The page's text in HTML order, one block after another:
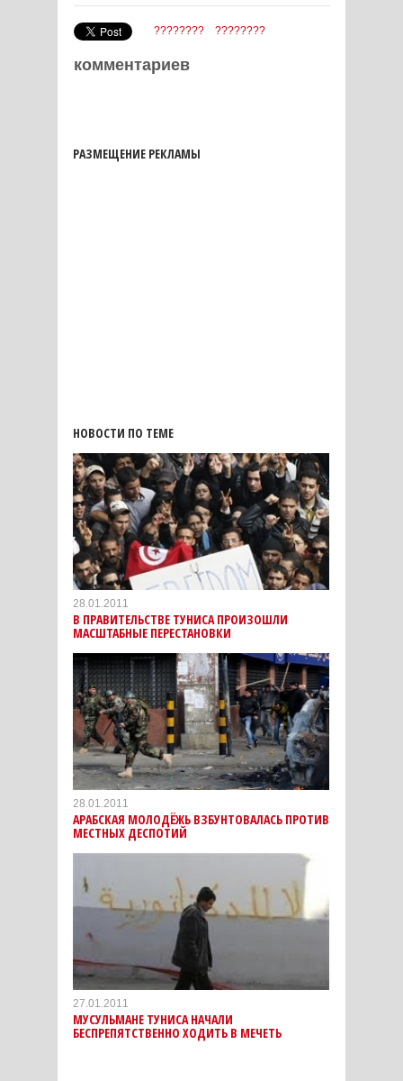
???????? ????????
комментариев
РАЗМЕЩЕНИЕ РЕКЛАМЫ
НОВОСТИ ПО ТЕМЕ
28.01.2011
В ПРАВИТЕЛЬСТВЕ ТУНИСА ПРОИЗОШЛИ
МАСШТАБНЫЕ ПЕРЕСТАНОВКИ
28.01.2011
АРАБСКАЯ МОЛОДЁЖЬ ВЗБУНТОВАЛАСЬ ПРОТИВ
МЕСТНЫХ ДЕСПОТИЙ
27.01.2011
МУСУЛЬМАНЕ ТУНИСА НАЧАЛИ
БЕСПРЕПЯТСТВЕННО ХОДИТЬ В МЕЧЕТЬ